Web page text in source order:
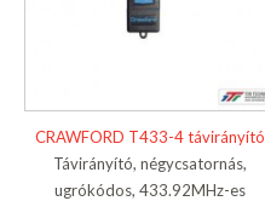
CRAWFORD T433-4 távirányító
Távirányító, négycsatornás,
ugrókódos, 433.92MHz-es